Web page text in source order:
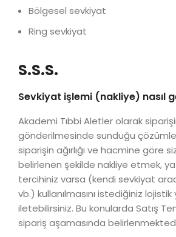
Bölgesel sevkiyat
Ring sevkiyat
S.S.S.
Sevkiyat işlemi (nakliye) nasıl
Akademi Tıbbi Aletler olarak
gönderilmesinde sunduğu
siparişin ağırlığı ve hacmine göre
belirlenen şekilde nakliye etmek,
tercihiniz varsa (kendi sevkiyat
vb.) kullanılmasını istediğiniz
iletebilirsiniz. Bu konularda Satış
sipariş aşamasında